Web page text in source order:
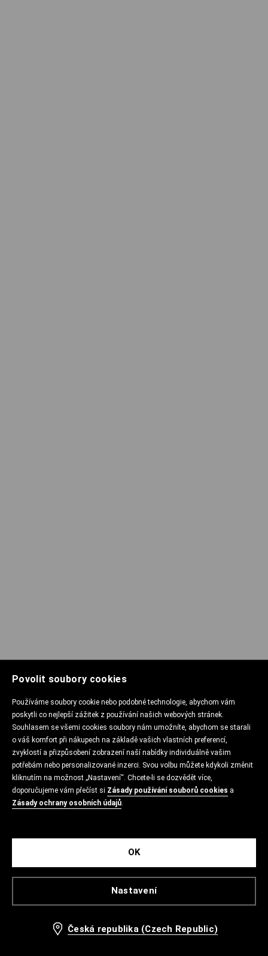
Povolit soubory cookies
Používáme soubory cookie nebo podobné technologie, abychom vám
poskytli co nejlepší zážitek z používání našich webových stránek.
Souhlasem se všemi cookies soubory nám umožníte, abychom se starali
o váš komfort při nákupech na základě vašich vlastních preferencí,
zvyklostí a přizpůsobení zobrazení naší nabídky individuálně vašim
potřebám nebo personalizované inzerci. Svou volbu můžete kdykoli změnit
kliknutím na možnost „Nastavení“. Chcete-li se dozvědět více,
doporučujeme vám přečíst si Zásady používání souborů cookies a
Zásady ochrany osobních údajů.
Nastavení
OK
Česká republika (Czech Republic)